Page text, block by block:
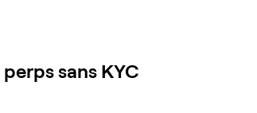
sans KYC